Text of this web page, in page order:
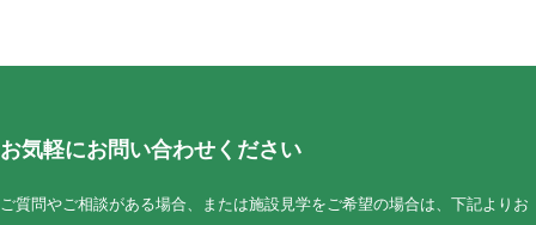
お気軽にお問い合わせください
ご質問やご相談がある場合、または施設見学をご希望の場合は、下記よりお